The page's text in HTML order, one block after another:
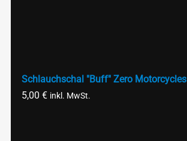
Schlauchschal "Buff" Zero Motorcycles
5,00 € inkl. MwSt.